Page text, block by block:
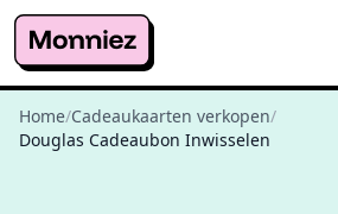
Home/Cadeaukaarten verkopen/
Douglas Cadeaubon Inwisselen